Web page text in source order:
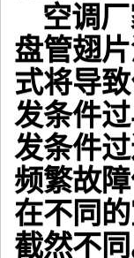
空调厂
盘管翅
式将导
发条件
发条件
频繁故
在不同
截然不